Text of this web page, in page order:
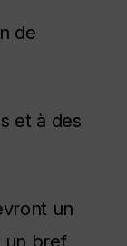
de
et à des
un
un bref